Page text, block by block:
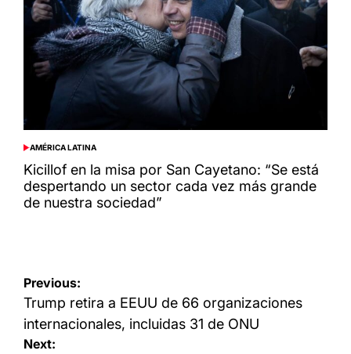
POSTED
IN
AMÉRICA LATINA
Kicillof en la misa por San Cayetano: “Se está
despertando un sector cada vez más grande
de nuestra sociedad”
Navegación
de
entradas
Previous:
Trump retira a EEUU de 66 organizaciones
internacionales, incluidas 31 de ONU
Next: